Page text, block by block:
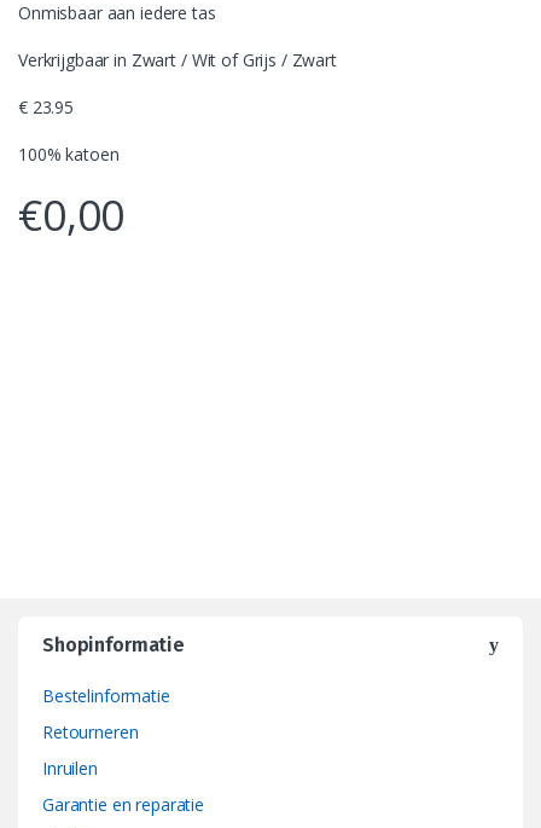
Onmisbaar aan iedere tas
Verkrijgbaar in Zwart / Wit of Grijs / Zwart
€ 23.95
100% katoen
€0,00
Shopinformatie
Bestelinformatie
Retourneren
Inruilen
Garantie en reparatie